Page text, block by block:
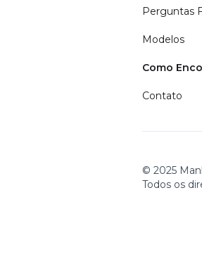
Perguntas
Modelos
Como
Contato
© 2025
Todos os